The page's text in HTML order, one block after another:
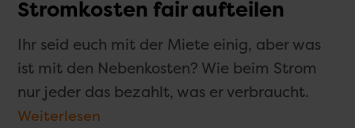
Stromkosten fair aufteilen
Ihr seid euch mit der Miete einig, aber was
ist mit den Nebenkosten? Wie beim Strom
nur jeder das bezahlt, was er verbraucht.
Weiterlesen